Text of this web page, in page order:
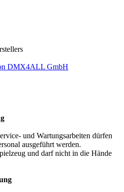
DMX4ALL GmbH
und Wartungsarbeiten dürfen
ausgeführt werden.
und darf nicht in die Hände